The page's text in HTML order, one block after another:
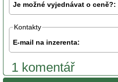
Je možné vyjednávat o ceně?:
Kontakty
E-mail na inzerenta:
1 komentář